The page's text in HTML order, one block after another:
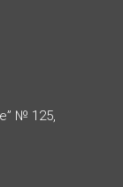
№ 125,